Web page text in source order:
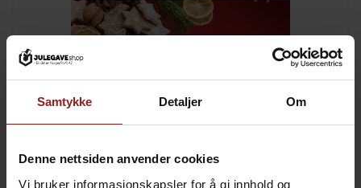
Samtykke Detaljer Om
Denne nettsiden anvender cookies
Vi bruker informasjonskapsler for å gi innhold og